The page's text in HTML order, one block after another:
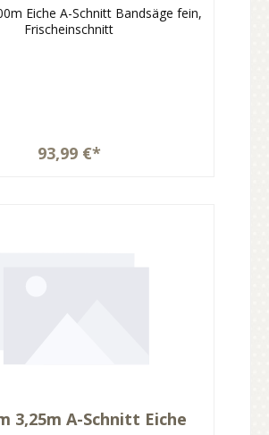
Eiche A-Schnitt Bandsäge fein,
Frischeinschnitt
93,99 €*
3,25m A-Schnitt Eiche